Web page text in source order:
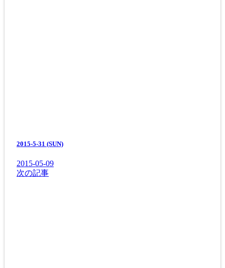
2015-5-31 (SUN)
2015-05-09
次の記事